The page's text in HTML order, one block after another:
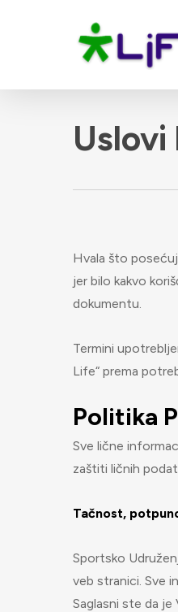
Uslovi
Hvala što
jer bilo kakvo
dokumentu.
Termini
Life“ prema
Politika
Sve lične
zaštiti ličnih
Tačnost,
Sportsko
veb stranici. Sve
Saglasni ste da